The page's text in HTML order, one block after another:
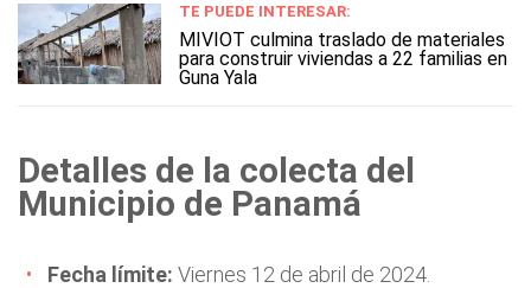
TE PUEDE INTERESAR:
MIVIOT culmina traslado de materiales
para construir viviendas a 22 familias en
Guna Yala
Detalles de la colecta del
Municipio de Panamá
Fecha límite: Viernes 12 de abril de 2024.